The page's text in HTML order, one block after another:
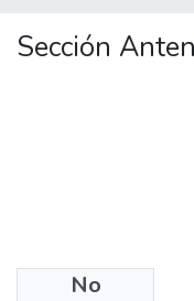
Sección
No